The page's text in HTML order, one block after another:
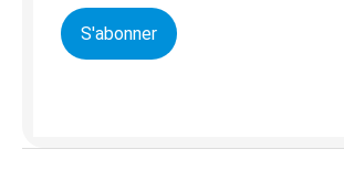
S'abonner